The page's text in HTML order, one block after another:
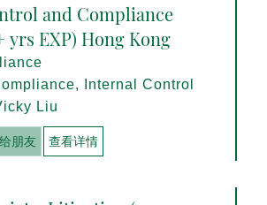
and Compliance
yrs EXP) Hong Kong
Internal Control
Liu
朋友 查看详情